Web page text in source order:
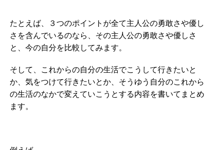
たとえば、３つのポイントが全て主人公の勇敢さや優し
さを含んでいるのなら、その主人公の勇敢さや優しさ
と、今の自分を比較してみます。
そして、これからの自分の生活でこうして行きたいと
か、気をつけて行きたいとか、そうゆう自分のこれから
の生活のなかで変えていこうとする内容を書いてまとめ
ます。